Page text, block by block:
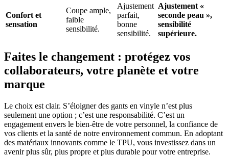
Confort et
sensation
Coupe ample,
faible
sensibilité.
Ajustement
parfait,
bonne
sensibilité.
Ajustement «
seconde peau »,
sensibilité
supérieure.
Faites le changement : protégez vos
collaborateurs, votre planète et votre
marque
Le choix est clair. S’éloigner des gants en vinyle n’est plus
seulement une option ; c’est une responsabilité. C’est un
engagement envers le bien-être de votre personnel, la confiance de
vos clients et la santé de notre environnement commun. En adoptant
des matériaux innovants comme le TPU, vous investissez dans un
avenir plus sûr, plus propre et plus durable pour votre entreprise.